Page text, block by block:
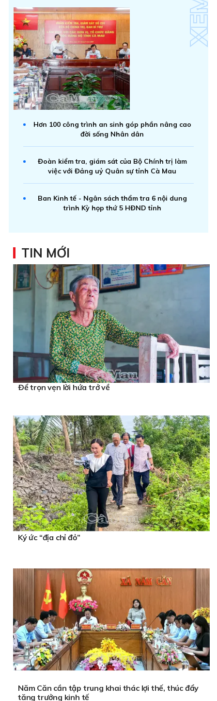
Hơn 100 công trình an sinh góp phần nâng cao
đời sống Nhân dân
Đoàn kiểm tra, giám sát của Bộ Chính trị làm
việc với Đảng uỷ Quân sự tỉnh Cà Mau
Ban Kinh tế - Ngân sách thẩm tra 6 nội dung
trình Kỳ họp thứ 5 HĐND tỉnh
TIN MỚI
Ðể trọn vẹn lời hứa trở về
Ký ức “địa chỉ đỏ”
Năm Căn cần tập trung khai thác lợi thế, thúc đẩy
tăng trưởng kinh tế